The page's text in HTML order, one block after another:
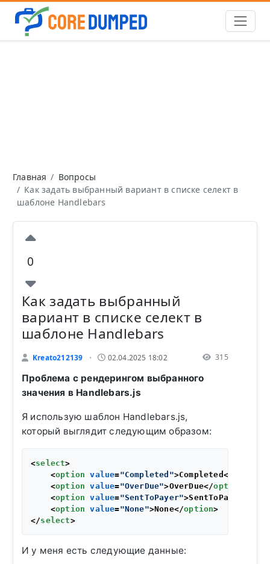
Главная
Вопросы
Как задать выбранный вариант в списке селект в
шаблоне Handlebars
0
Как задать выбранный
вариант в списке селект в
шаблоне Handlebars
Kreato212139 • 02.04.2025 18:02 315
Проблема с рендерингом выбранного
значения в Handlebars.js
Я использую шаблон Handlebars.js,
который выглядит следующим образом:
<select>
<option value="Completed">Completed </
<option value="OverDue">OverDue</option
<option value="SentToPayer">SentToPayer
<option value="None">None</option>
</select>
И у меня есть следующие данные: